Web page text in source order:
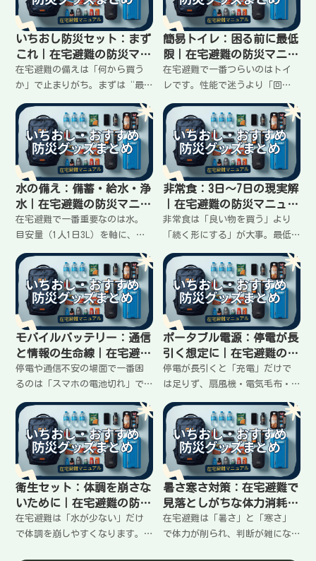
いちおし防災セット：まず
これ｜在宅避難の防災マニ
ュアル
在宅避難の備えは「何から買う
か」で止まりがち。まずは“最
つ決めると、一気に前に進みま
す。失敗しない選び方と、買っ
た直後にやることまでまとめま
した。
簡易トイレ：困る前に最低
限｜在宅避難の防災マニュ
アル
在宅避難で一番つらいのはトイ
レです。性能で迷うより「回
決めておくと失敗しません。必
要回数の目安、選び方、いちお
し商品、買った直後にやること
までまとめました。
水の備え：備蓄・給水・浄
水｜在宅避難の防災マニュ
アル
在宅避難で一番重要なのは水。
目安量（1人1日3L）を軸に、①
③浄水の考え方まで、迷わない
ように「3段」で整理しました。
非常食：3日〜7日の現実解
｜在宅避難の防災マニュア
ル
非常食は「良い物を買う」より
「続く形にする」が大事。最低3
食・おかず・甘い物・飲み物の4
点で迷わず組めるように、いち
おしだけでまとめます。
モバイルバッテリー：通信
と情報の生命線｜在宅避難
の防災マニュアル
停電や通信不安の場面で一番困
るのは「スマホの電池切れ」で
比較より、①容量
（10000/20000）②出力（USB-C
PD）③ケーブルの3点を先に決め
ておくと失敗しません。在宅避
難向けの最小構成と選び方、い
ちおし商品、買った直後にやる
ことまでまとめました。
ポータブル電源：停電が長
引く想定に｜在宅避難の防
災マニュアル
停電が長引くと「充電」だけで
は足りず、扇風機・電気毛布・
す。ポータブル電源は、容量
（Wh）と定格出力（W）を先に決
めて、用途を絞れば失敗しませ
ん。在宅避難で現実的に役立つ
使い方、選び方、いちおし機
種、買ったらやることまでまと
めました。
衛生セット：体調を崩さな
いために｜在宅避難の防災
マニュアル
在宅避難は「水が少ない」だけ
で体調を崩しやすくなります。
暑さ寒さ対策：在宅避難で
見落としがちな体力消耗を
止める｜在宅避難の防災マ
ニュアル
在宅避難は「暑さ」と「寒さ」
で体力が削られ、判断が雑にな